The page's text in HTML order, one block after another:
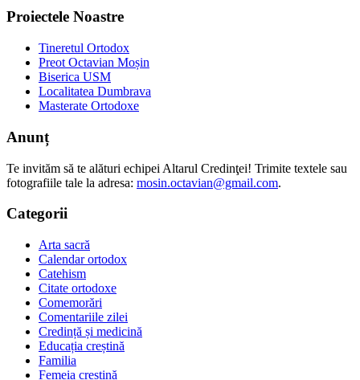
Proiectele Noastre
Tineretul Ortodox
Preot Octavian Moșin
Biserica USM
Localitatea Dumbrava
Masterate Ortodoxe
Anunț
Te invităm să te alături echipei Altarul Credinţei! Trimite textele sau
fotografiile tale la adresa: mosin.octavian@gmail.com.
Categorii
Arta sacră
Calendar ortodox
Catehism
Citate ortodoxe
Comemorări
Comentariile zilei
Credință și medicină
Educația creștină
Familia
Femeia creștină